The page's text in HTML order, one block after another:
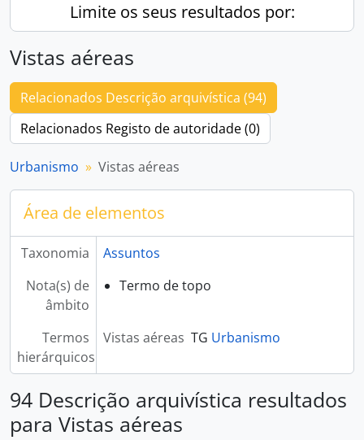
Limite os seus resultados por:
Vistas aéreas
Relacionados Descrição arquivística (94)
Relacionados Registo de autoridade (0)
Urbanismo Vistas aéreas
Área de elementos
Taxonomia
Assuntos
Nota(s) de
âmbito
Termo de topo
Termos
hierárquicos
Vistas aéreas TG Urbanismo
94 Descrição arquivística resultados
para Vistas aéreas